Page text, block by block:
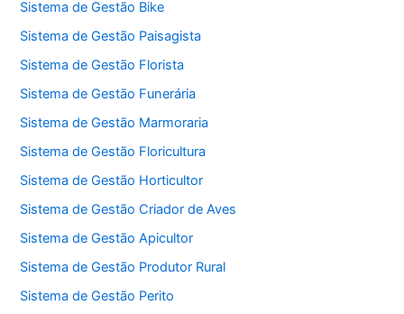
Sistema de Gestão Bike
Sistema de Gestão Paisagista
Sistema de Gestão Florista
Sistema de Gestão Funerária
Sistema de Gestão Marmoraria
Sistema de Gestão Floricultura
Sistema de Gestão Horticultor
Sistema de Gestão Criador de Aves
Sistema de Gestão Apicultor
Sistema de Gestão Produtor Rural
Sistema de Gestão Perito